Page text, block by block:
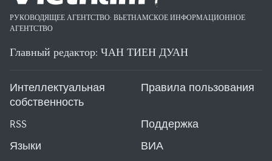
РУКОВОДЯЩЕЕ АГЕНТСТВО: ВЬЕТНАМСКОЕ ИНФОРМАЦИОННОЕ
АГЕНТСТВО
Главный редактор: ЧАН ТИЕН ДУАН
Интеллектуальная
собственность
Правила пользования
RSS
Поддержка
Языки
ВИА